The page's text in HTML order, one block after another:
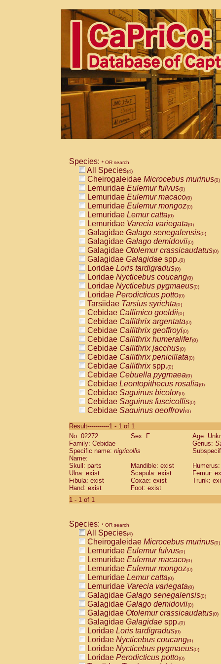
Species: * OR search
All Species(4)
Cheirogaleidae Microcebus murinus(0)
Lemuridae Eulemur fulvus(0)
Lemuridae Eulemur macaco(0)
Lemuridae Eulemur mongoz(0)
Lemuridae Lemur catta(0)
Lemuridae Varecia variegata(0)
Galagidae Galago senegalensis(0)
Galagidae Galago demidovii(0)
Galagidae Otolemur crassicaudatus(0)
Galagidae Galagidae spp.(0)
Loridae Loris tardigradus(0)
Loridae Nycticebus coucang(0)
Loridae Nycticebus pygmaeus(0)
Loridae Perodicticus potto(0)
Tarsiidae Tarsius syrichta(0)
Cebidae Callimico goeldii(0)
Cebidae Callithrix argentata(0)
Cebidae Callithrix geoffroyi(0)
Cebidae Callithrix humeralifer(0)
Cebidae Callithrix jacchus(0)
Cebidae Callithrix penicillata(0)
Cebidae Callithrixspp.(0)
Cebidae Cebuella pygmaea(0)
Cebidae Leontopithecus rosalia(0)
Cebidae Saguinus bicolor(0)
Cebidae Saguinus fuscicollis(0)
Cebidae Saguinus geoffroyi(0)
CebidaeSaguinus labiatus(0)
Cebidae Saguinus leucopus (0)
Cebidae
CebidaeSaguinus mystax
Cebidae Saguinus nigricollis (1)
Cebidae Saguinus oedipus
Cebidae Saguinus weddelli
Cebidae Saguinusspp.
Cebidae
CebidaeCebus capucinus
CebidaeCebus nigrivittatus
CebidaeCebus spp.(0)
CebidaeSaimiri boliviensis(0)
CebidaeSaimiri sciureus(0)
AtelidaeAlouatta caraya(0)
AtelidaeAlouatta fusca(0)
AtelidaeAlouatta seniculus(0)
AtelidaeAlouattaspp.(0)
AtelidaeAteles belzebuth(0)
AtelidaeAteles geoffroyi(0)
AtelidaeAteles paniscus(0)
AtelidaeAtelesspp.(0)
AtelidaeLagothrix lagothricha(0)
AtelidaeLagothrix lagothricha cana
PitheciidaeCacajao calvus
Result-----------1 - 1 of 1
No: 02272
Sex: F
Age:
Family: Cebidae
Genus:
Specific name: nigricollis
Name:
Skull: parts
Mandible: exist
Ulna: exist
Scapula: exist
Femur:
Fibula: exist
Coxae: exist
Trunk:
Hand: exist
Foot: exist
1 - 1 of 1
Species: * OR search
All Species(4)
Cheirogaleidae Microcebus murinus(0)
Lemuridae Eulemur fulvus(0)
Lemuridae Eulemur macaco(0)
Lemuridae Eulemur mongoz(0)
Lemuridae Lemur catta(0)
Lemuridae Varecia variegata(0)
Galagidae Galago senegalensis(0)
Galagidae Galago demidovii(0)
Galagidae Otolemur crassicaudatus(0)
Galagidae Galagidae spp.(0)
Loridae Loris tardigradus(0)
Loridae Nycticebus coucang(0)
Loridae Nycticebus pygmaeus(0)
Loridae Perodicticus potto(0)